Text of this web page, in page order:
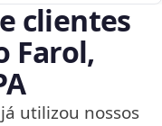
clientes
Farol,
utilizou nossos